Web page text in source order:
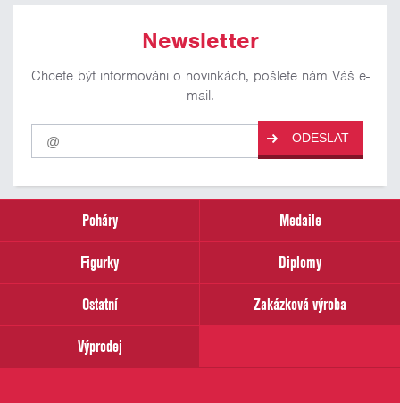
Newsletter
Chcete být informováni o novinkách, pošlete nám Váš e-
mail.
Pro
odběr
našich
email
ODESLAT
Poháry
Medaile
Figurky
Diplomy
Ostatní
Zakázková výroba
Výprodej